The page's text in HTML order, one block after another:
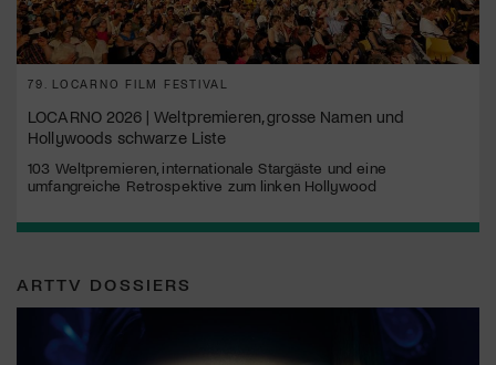
79. LOCARNO FILM FESTIVAL
LOCARNO 2026 | Weltpremieren, grosse Namen und
Hollywoods schwarze Liste
103 Weltpremieren, internationale Stargäste und eine
umfangreiche Retrospektive zum linken Hollywood
ARTTV DOSSIERS